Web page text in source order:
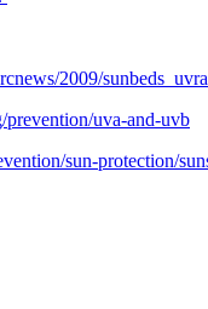
2009/
uva-and-uvb
sun-protection/